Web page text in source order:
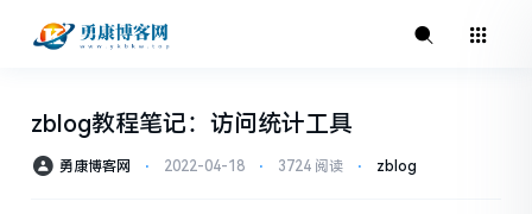
zblog教程笔记：访问统计工具
勇康博客网 ⋅ 2022-04-18 ⋅ 3724 阅读 ⋅ zblog